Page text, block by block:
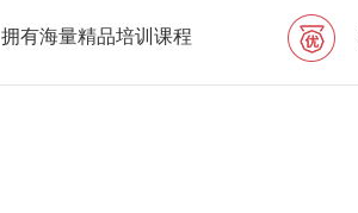
拥有海量精品培训课程